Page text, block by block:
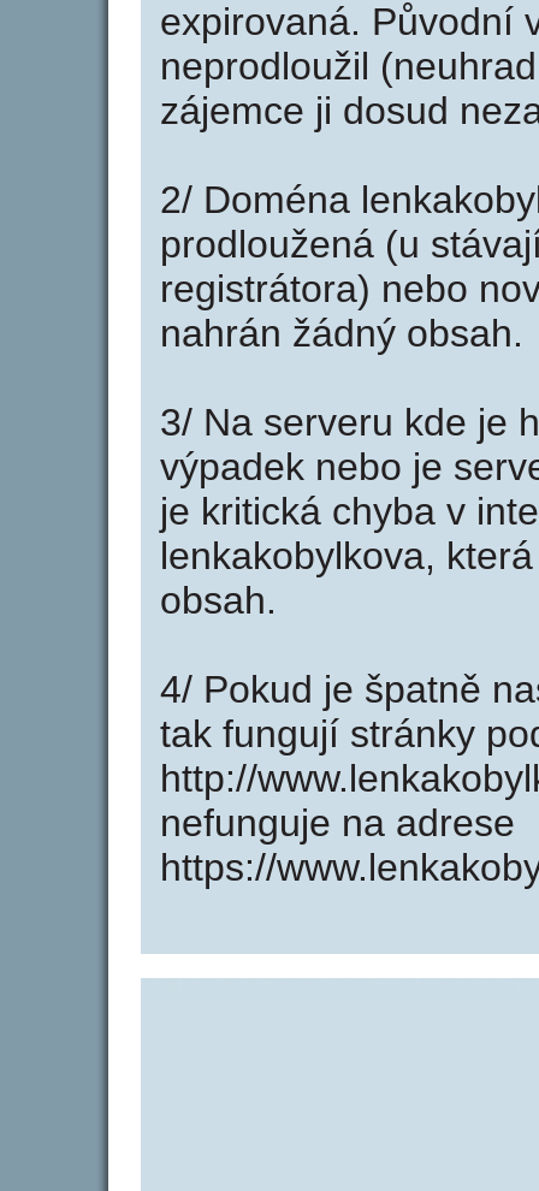
expirovaná. Původní
neprodloužil
zájemce ji dosud
2/ Doména
prodloužená (u
registrátora) nebo
nahrán žádný obsah.
3/ Na serveru kde je
výpadek nebo je
je kritická chyba v
lenkakobylkova,
obsah.
4/ Pokud je špatně
tak fungují stránky
http://
nefunguje na adrese
https://